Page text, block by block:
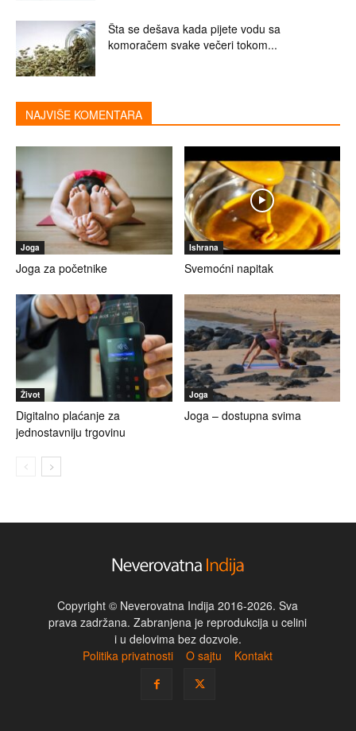
Šta se dešava kada pijete vodu sa
komoračem svake večeri tokom...
NAJVIŠE KOMENTARA
Joga
Joga za početnike
Ishrana
Svemoćni napitak
Život
Digitalno plaćanje za
jednostavniju trgovinu
Joga
Joga – dostupna svima
Copyright © Neverovatna Indija 2016-2026. Sva
prava zadržana. Zabranjena je reprodukcija u celini
i u delovima bez dozvole.
Politika privatnosti
O sajtu Kontakt